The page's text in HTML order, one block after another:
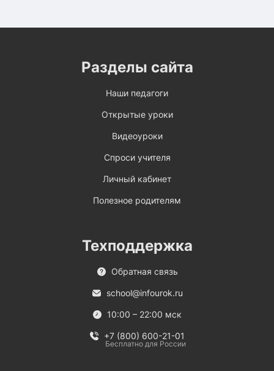
Разделы сайта
Наши педагоги
Открытые уроки
Видеоуроки
Спроси учителя
Личный кабинет
Полезное родителям
Техподдержка
Обратная связь
school@infourok.ru
10:00 – 22:00 мск
+7 (800) 600-21-01
Бесплатно для России